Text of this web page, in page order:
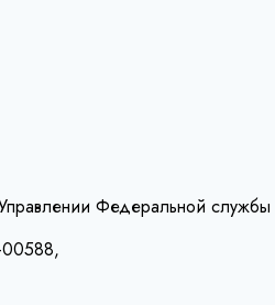
Управлении Федеральной